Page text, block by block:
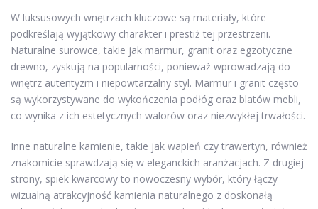
W luksusowych wnętrzach kluczowe są materiały, które
podkreślają wyjątkowy charakter i prestiż tej przestrzeni.
Naturalne surowce, takie jak marmur, granit oraz egzotyczne
drewno, zyskują na popularności, ponieważ wprowadzają do
wnętrz autentyzm i niepowtarzalny styl. Marmur i granit często
są wykorzystywane do wykończenia podłóg oraz blatów mebli,
co wynika z ich estetycznych walorów oraz niezwykłej trwałości.
Inne naturalne kamienie, takie jak wapień czy trawertyn, również
znakomicie sprawdzają się w eleganckich aranżacjach. Z drugiej
strony, spiek kwarcowy to nowoczesny wybór, który łączy
wizualną atrakcyjność kamienia naturalnego z doskonałą